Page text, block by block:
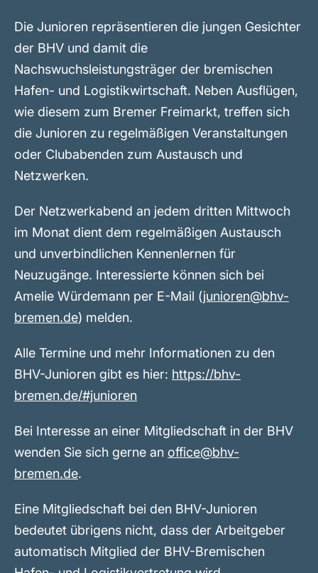
Die Junioren repräsentieren die jungen Gesichter
der BHV und damit die
Nachswuchsleistungsträger der bremischen
Hafen- und Logistikwirtschaft. Neben Ausflügen,
wie diesem zum Bremer Freimarkt, treffen sich
die Junioren zu regelmäßigen Veranstaltungen
oder Clubabenden zum Austausch und
Netzwerken.
Der Netzwerkabend an jedem dritten Mittwoch
im Monat dient dem regelmäßigen Austausch
und unverbindlichen Kennenlernen für
Neuzugänge. Interessierte können sich bei
Amelie Würdemann per E-Mail (junioren@bhv-
bremen.de) melden.
Alle Termine und mehr Informationen zu den
BHV-Junioren gibt es hier: https://bhv-
bremen.de/#junioren
Bei Interesse an einer Mitgliedschaft in der BHV
wenden Sie sich gerne an office@bhv-
bremen.de.
Eine Mitgliedschaft bei den BHV-Junioren
bedeutet übrigens nicht, dass der Arbeitgeber
automatisch Mitglied der BHV-Bremischen